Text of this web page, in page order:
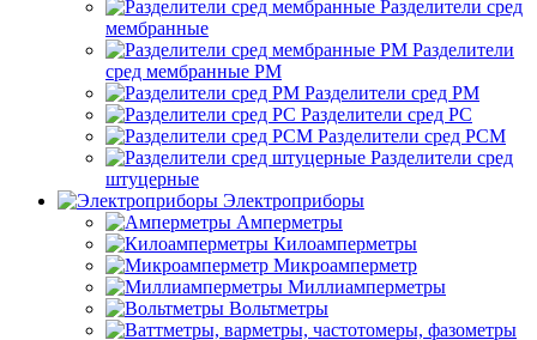
Разделители сред
мембранные
Разделители
сред мембранные РМ
Разделители сред РМ
Разделители сред РС
Разделители сред РСМ
Разделители сред
штуцерные
Электроприборы
Амперметры
Килоамперметры
Микроамперметр
Миллиамперметры
Вольтметры